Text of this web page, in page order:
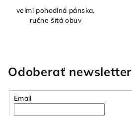
veľmi pohodlná pánska,
ručne šitá obuv
Odoberať newsletter
Email